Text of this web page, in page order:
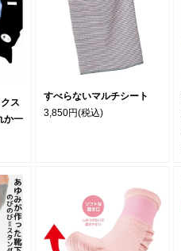
ス
か一
すべらないマルチシート
3,850円(税込)